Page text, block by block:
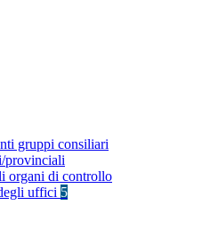
gruppi consiliari
provinciali
organi di controllo
uffici 5